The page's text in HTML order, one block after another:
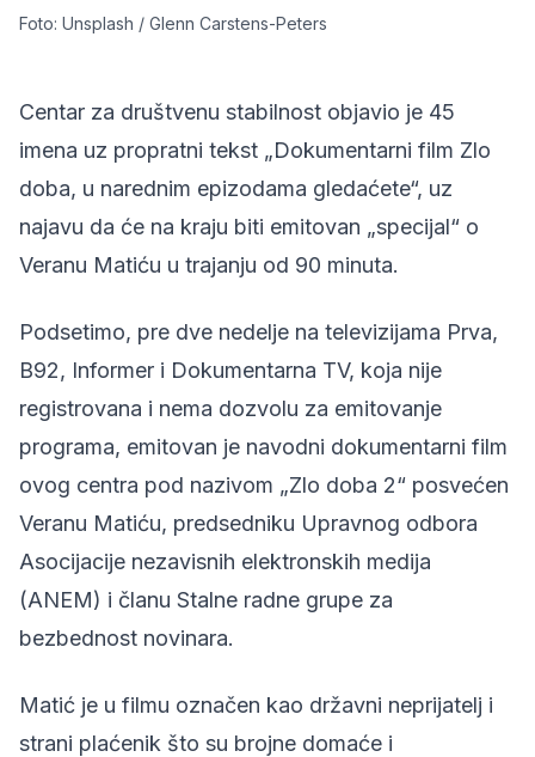
Foto: Unsplash / Glenn Carstens-Peters
Centar za društvenu stabilnost objavio je 45
imena uz propratni tekst „Dokumentarni film Zlo
doba, u narednim epizodama gledaćete“, uz
najavu da će na kraju biti emitovan „specijal“ o
Veranu Matiću u trajanju od 90 minuta.
Podsetimo, pre dve nedelje na televizijama Prva,
B92, Informer i Dokumentarna TV, koja nije
registrovana i nema dozvolu za emitovanje
programa, emitovan je navodni dokumentarni film
ovog centra pod nazivom „Zlo doba 2“ posvećen
Veranu Matiću, predsedniku Upravnog odbora
Asocijacije nezavisnih elektronskih medija
(ANEM) i članu Stalne radne grupe za
bezbednost novinara.
Matić je u filmu označen kao državni neprijatelj i
strani plaćenik što su brojne domaće i